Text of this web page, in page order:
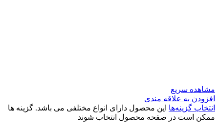
مشاهده سریع
افزودن به علاقه مندی
انتخاب گزینه‌ها این محصول دارای انواع مختلفی می باشد. گزینه ها
ممکن است در صفحه محصول انتخاب شوند